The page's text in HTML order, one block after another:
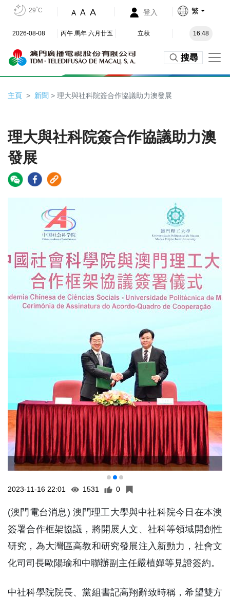
29˚C A A A 登入 繁
2026-08-08 丙午 馬年 六月廿五 立秋 16:48
搜尋
主頁 新聞 > 理大與社科院簽合作協議助力澳發展
理大與社科院簽合作協議助力澳
發展
2023-11-16 22:01 1531 0
(澳門電台消息) 澳門理工大學與中社科院今日在本澳
簽署合作框架協議，將開展人文、社科等領域開創性
研究，為大灣區高教和研究發展注入新動力，社會文
化司司長歐陽瑜和中聯辦副主任嚴植嬋等見證簽約。
中社科學院院長、黨組書記高翔辭致時稱，希望雙方